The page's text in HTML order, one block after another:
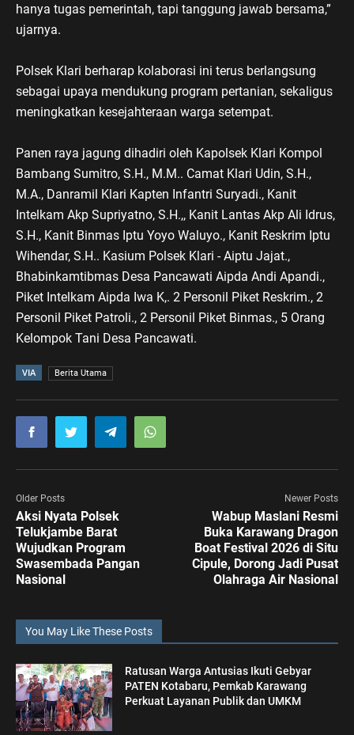
hanya tugas pemerintah, tapi tanggung jawab bersama,”
ujarnya.
‎Polsek Klari berharap kolaborasi ini terus berlangsung
sebagai upaya mendukung program pertanian, sekaligus
meningkatkan kesejahteraan warga setempat.
‎Panen raya jagung dihadiri oleh Kapolsek Klari Kompol
Bambang Sumitro, S.H., M.M.. Camat Klari Udin, S.H.,
M.A., Danramil Klari Kapten Infantri Suryadi., Kanit
Intelkam Akp Supriyatno, S.H.,, Kanit Lantas Akp Ali Idrus,
S.H., Kanit Binmas Iptu Yoyo Waluyo., Kanit Reskrim Iptu
Wihendar, S.H.. Kasium Polsek Klari - Aiptu Jajat.,
Bhabinkamtibmas Desa Pancawati Aipda Andi Apandi.,
Piket Intelkam Aipda Iwa K,. 2 Personil Piket Reskrim., 2
Personil Piket Patroli., 2 Personil Piket Binmas., 5 Orang
Kelompok Tani Desa Pancawati.
VIA Berita Utama
Older Posts
Aksi Nyata Polsek
Telukjambe Barat
Wujudkan Program
Swasembada Pangan
Nasional
Newer Posts
Wabup Maslani Resmi
Buka Karawang Dragon
Boat Festival 2026 di Situ
Cipule, Dorong Jadi Pusat
Olahraga Air Nasional
You May Like These Posts
Ratusan Warga Antusias Ikuti Gebyar
PATEN Kotabaru, Pemkab Karawang
Perkuat Layanan Publik dan UMKM